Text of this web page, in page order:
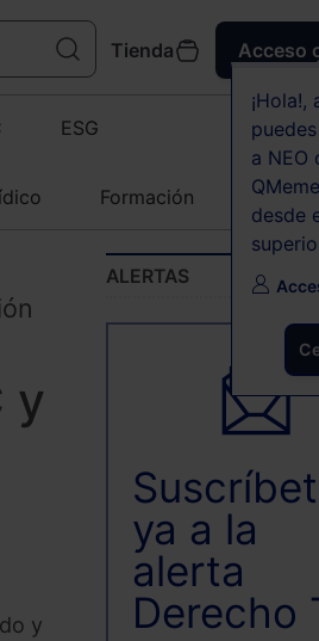
Tienda Acceso
¡Hola!,
a NEO
desde
ESG
Formación
y
y
ALERTAS
ya a la
alerta
Derecho